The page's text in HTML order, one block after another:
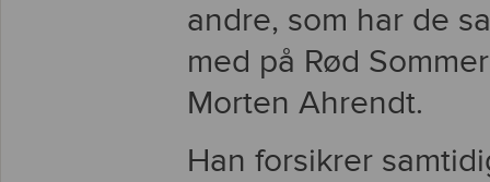
andre, som har de
med på Rød
Morten Ahrendt.
Han forsikrer